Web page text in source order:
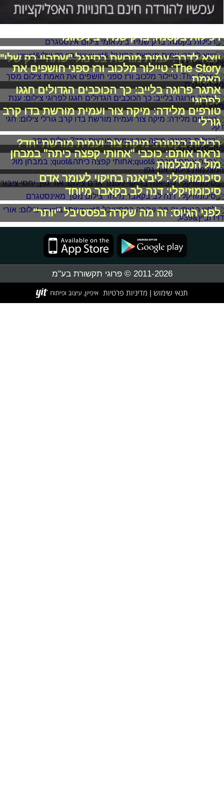
רכילות בקטנה: ברק שמיר בינלאומי
יוצא לדרך: עמית מורשת בסינגל "שתהיי רק שלי"
The Story: טיילור מלכוב ורז ספני חושפים את
האמת
אתגר פרוגה בלייב: כך הכוכבים הגדולים חגגו
לפרוגי
טורפים מלידה: מיקה צור ועמית מורשת בדו קרב
גורלי
רכילות בקטנה: מיקה צור ועמית מורשת יחד?
נראה אותם: כוכבי "אחותי קפצה כיתה" במבחן
מול המצלמות
סיכומוזיקלי: ליביאנה בחיקוי לעומר אדם
סיכומוזיקלי: דנה לב בקאבר מיוחד
לפני הגיוס: זה מה שקרה בפסטיבל "יותר"
2011-2026 © פרוגי תקשורת בע"מ
תנאי שימוש מדיניות פרטיות